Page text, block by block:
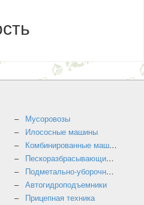
Мусоровозы
Илососные машины
Комбинированные машины
Пескоразбрасывающие машины
Подметально-уборочные машины
Автогидроподъемники
Прицепная техника